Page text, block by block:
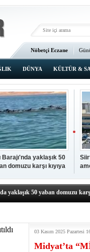
Nöbetçi Eczane
Ana Sayfa
DÜNYA KÜLTÜR &
Barajı'nda yaklaşık 50
domuzu karşı kıyıya
TIKLAYIN
yaklaşık 50 yaban domuzu
ekipleri bilgi, cesaret ve
il başkanı Yalçın:
ve ahlaki yapıyı bozan en
Mahallesi'nin Yaklaşık 40
03 Kasım 2025 Pazartesi
Midyat’ta